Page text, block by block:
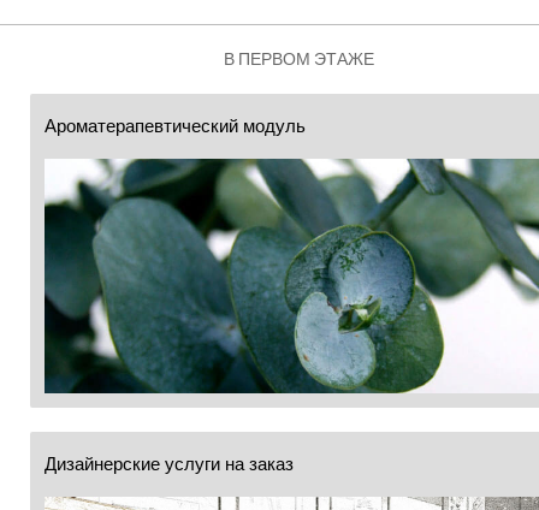
В ПЕРВОМ ЭТАЖЕ
Ароматерапевтический модуль
Дизайнерские услуги на заказ